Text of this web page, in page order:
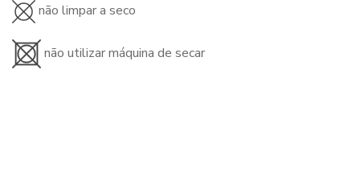
não limpar a seco
não utilizar máquina de secar